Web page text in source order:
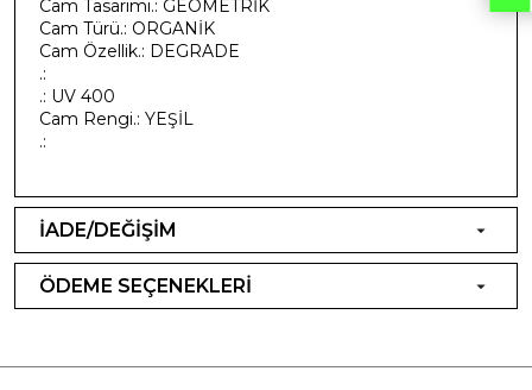
Cam Tasarımı.: GEOMETRİK
Cam Türü.: ORGANİK
Cam Özellik.: DEGRADE
.:
.: UV 400
Cam Rengi.: YEŞİL
.:
İADE/DEĞİŞİM
ÖDEME SEÇENEKLERİ